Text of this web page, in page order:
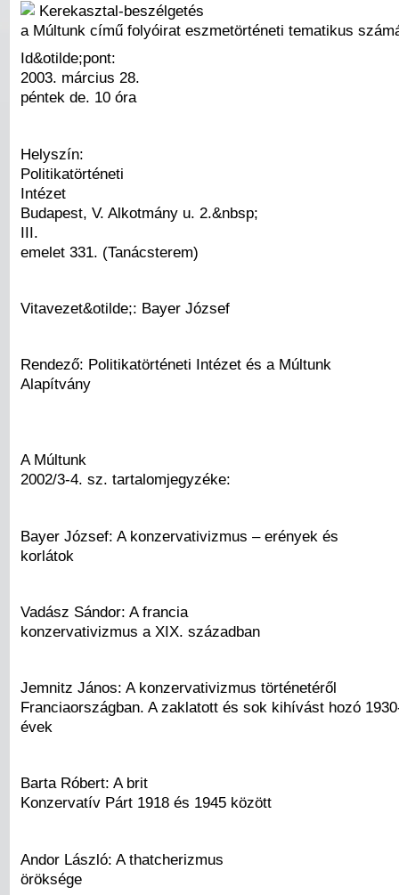
Kerekasztal-beszélgetés
a Múltunk című folyóirat eszmetörténeti tematikus
Id&otilde;pont:
2003. március 28.
péntek de. 10 óra
Helyszín:
Politikatörténeti
Intézet
Budapest, V. Alkotmány u. 2.&nbsp;
III.
emelet 331. (Tanácsterem)
Vitavezet&otilde;: Bayer József
Rendező: Politikatörténeti Intézet és a Múltunk
Alapítvány
A Múltunk
2002/3-4. sz. tartalomjegyzéke:
Bayer József: A konzervativizmus – erények és
korlátok
Vadász Sándor: A francia
konzervativizmus a XIX. században
Jemnitz János: A konzervativizmus történetéről
Franciaországban. A zaklatott és sok kihívást hozó
évek
Barta Róbert: A brit
Konzervatív Párt 1918 és 1945 között
Andor László: A thatcherizmus
öröksége